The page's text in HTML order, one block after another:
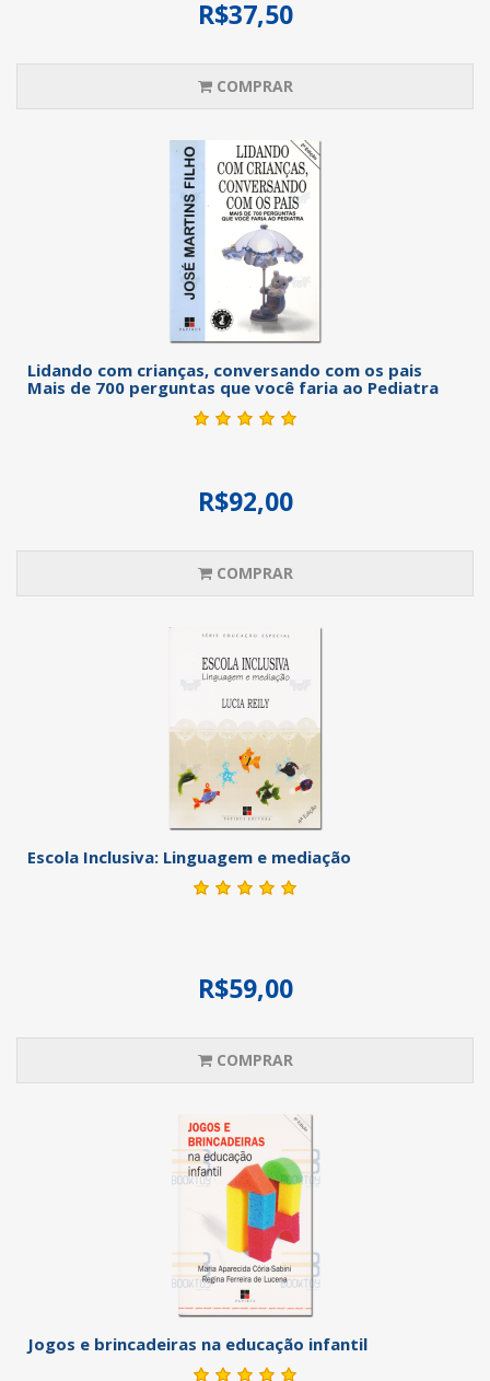
R$37,50
COMPRAR
Lidando com crianças, conversando com os pais
Mais de 700 perguntas que você faria ao Pediatra
R$92,00
COMPRAR
Escola Inclusiva: Linguagem e mediação
R$59,00
COMPRAR
Jogos e brincadeiras na educação infantil